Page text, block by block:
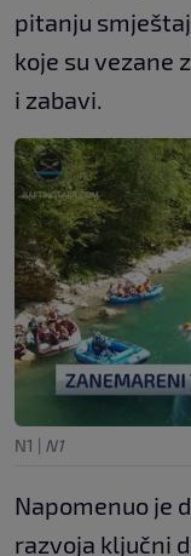
pitanju
koje su vezane
i zabavi.
N1 | N1
Napomenuo je
razvoja ključni